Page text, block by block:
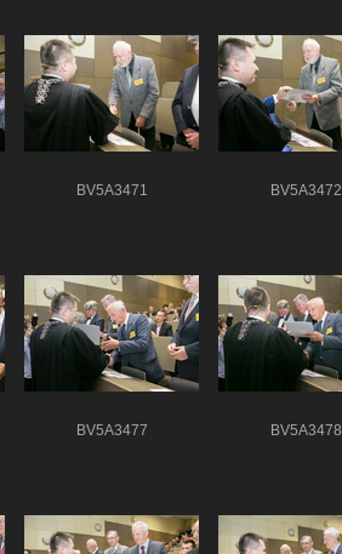
BV5A3471 BV5A3472
BV5A3477 BV5A3478